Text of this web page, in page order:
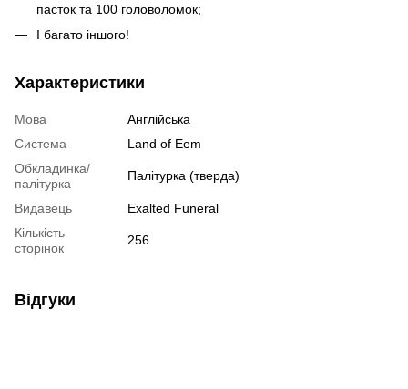
пасток та 100 головоломок;
І багато іншого!
Характеристики
Мова
Англійська
Система
Land of Eem
Обкладинка/
палітурка
Палітурка (тверда)
Видавець
Exalted Funeral
Кількість
сторінок
256
Відгуки